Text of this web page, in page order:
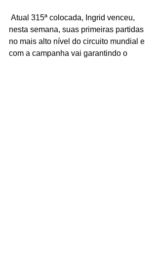
nesta semana, suas primeiras partidas
no mais alto nível do circuito mundial e
com a campanha vai garantindo o